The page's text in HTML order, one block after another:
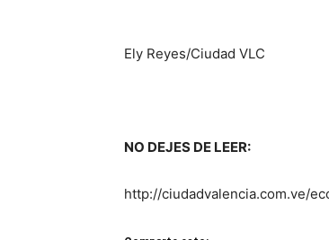
Ely Reyes/Ciudad VLC
NO DEJES DE LEER:
http://ciudadvalencia.com.ve/